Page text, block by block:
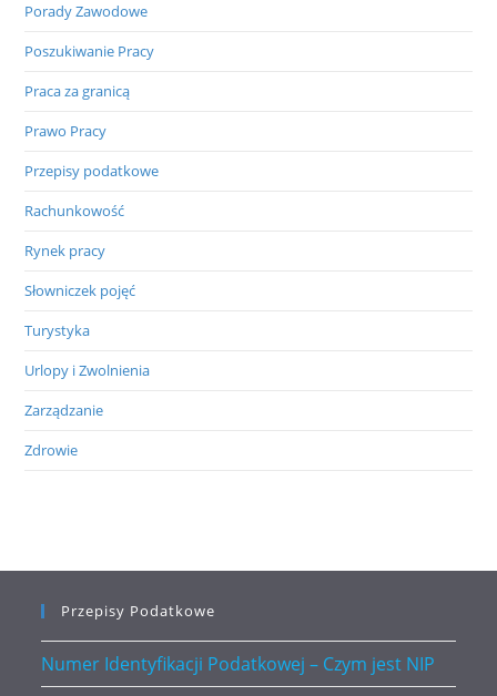
Porady Zawodowe
Poszukiwanie Pracy
Praca za granicą
Prawo Pracy
Przepisy podatkowe
Rachunkowość
Rynek pracy
Słowniczek pojęć
Turystyka
Urlopy i Zwolnienia
Zarządzanie
Zdrowie
Przepisy Podatkowe
Numer Identyfikacji Podatkowej – Czym jest NIP